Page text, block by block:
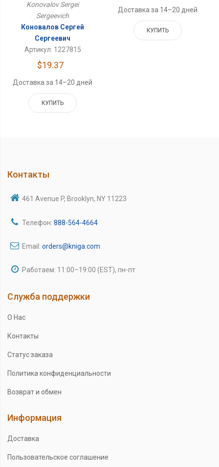
Konovalov Sergei
Sergeevich
Коновалов Сергей
Сергеевич
Артикул: 1227815
$19.37
Доставка за 14–20 дней
КУПИТЬ
Доставка за 14–20 дней
КУПИТЬ
Контакты
461 Avenue P, Brooklyn, NY 11223
Телефон: 888-564-4664
Email: orders@kniga.com
Работаем: 11:00–19:00 (EST), пн-пт
Служба поддержки
О Нас
Контакты
Статус заказа
Политика конфиденциальности
Возврат и обмен
Информация
Доставка
Пользовательское соглашение